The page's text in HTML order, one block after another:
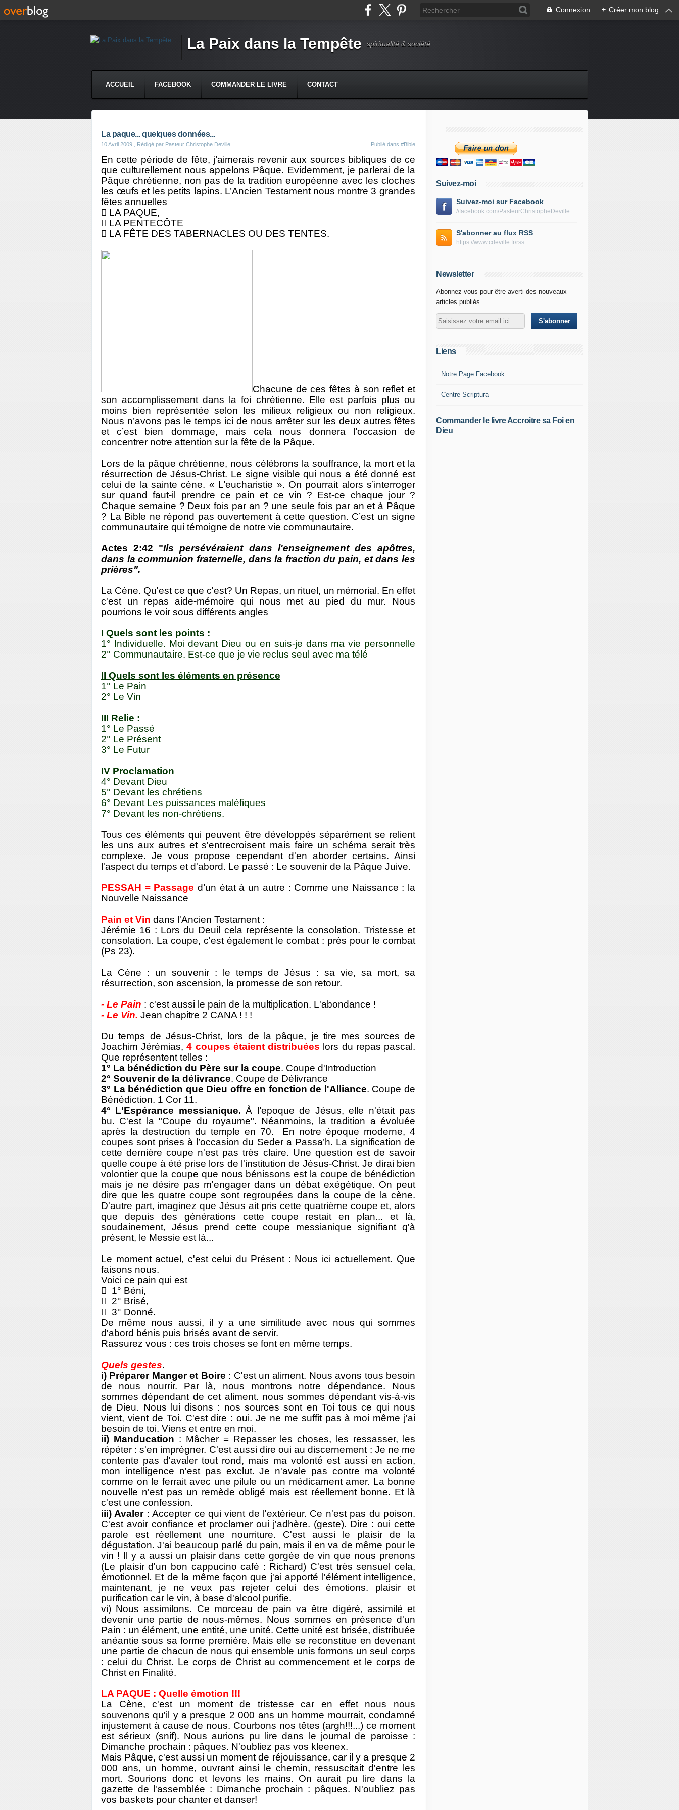
Connexion + Créer mon blog
La Paix dans la Tempête spiritualité & société
ACCUEIL FACEBOOK COMMANDER LE LIVRE CONTACT
La paque... quelques données...
10 Avril 2009 , Rédigé par Pasteur Christophe Deville Publié dans #Bible
En cette période de fête, j’aimerais revenir aux sources bibliques de ce
que culturellement nous appelons Pâque. Evidemment, je parlerai de la
Pâque chrétienne, non pas de la tradition européenne avec les cloches
les œufs et les petits lapins. L’Ancien Testament nous montre 3 grandes
fêtes annuelles
 LA PAQUE,
 LA PENTECÔTE
 LA FÊTE DES TABERNACLES OU DES TENTES.
Chacune de ces fêtes à son reflet et
son accomplissement dans la foi chrétienne. Elle est parfois plus ou
moins bien représentée selon les milieux religieux ou non religieux.
Nous n’avons pas le temps ici de nous arrêter sur les deux autres fêtes
et c’est bien dommage, mais cela nous donnera l’occasion de
concentrer notre attention sur la fête de la Pâque.
Lors de la pâque chrétienne, nous célébrons la souffrance, la mort et la
résurrection de Jésus-Christ. Le signe visible qui nous a été donné est
celui de la sainte cène. « L’eucharistie ». On pourrait alors s’interroger
sur quand faut-il prendre ce pain et ce vin ? Est-ce chaque jour ?
Chaque semaine ? Deux fois par an ? une seule fois par an et à Pâque
? La Bible ne répond pas ouvertement à cette question. C’est un signe
communautaire qui témoigne de notre vie communautaire.
Actes 2:42 "Ils persévéraient dans l'enseignement des apôtres,
dans la communion fraternelle, dans la fraction du pain, et dans les
prières".
La Cène. Qu'est ce que c'est? Un Repas, un rituel, un mémorial. En effet
c'est un repas aide-mémoire qui nous met au pied du mur. Nous
pourrions le voir sous différents angles
I Quels sont les points :
1° Individuelle. Moi devant Dieu ou en suis-je dans ma vie personnelle
2° Communautaire. Est-ce que je vie reclus seul avec ma télé
II Quels sont les éléments en présence
1° Le Pain
2° Le Vin
III Relie :
1° Le Passé
2° Le Présent
3° Le Futur
IV Proclamation
4° Devant Dieu
5° Devant les chrétiens
6° Devant Les puissances maléfiques
7° Devant les non-chrétiens.
Tous ces éléments qui peuvent être développés séparément se relient
les uns aux autres et s'entrecroisent mais faire un schéma serait très
complexe. Je vous propose cependant d'en aborder certains. Ainsi
l'aspect du temps et d'abord. Le passé : Le souvenir de la Pâque Juive.
PESSAH = Passage d’un état à un autre : Comme une Naissance : la
Nouvelle Naissance
Pain et Vin dans l'Ancien Testament :
Jérémie 16 : Lors du Deuil cela représente la consolation. Tristesse et
consolation. La coupe, c'est également le combat : près pour le combat
(Ps 23).
La Cène : un souvenir : le temps de Jésus : sa vie, sa mort, sa
résurrection, son ascension, la promesse de son retour.
- Le Pain : c'est aussi le pain de la multiplication. L'abondance !
- Le Vin. Jean chapitre 2 CANA ! ! !
Du temps de Jésus-Christ, lors de la pâque, je tire mes sources de
Joachim Jérémias,4 coupes étaient distribuées lors du repas pascal.
Que représentent telles :
1° La bénédiction du Père sur la coupe. Coupe d'Introduction
2° Souvenir de la délivrance. Coupe de Délivrance
3° La bénédiction que Dieu offre en fonction de l'Alliance. Coupe de
Bénédiction. 1 Cor 11.
4° L'Espérance messianique. À l’epoque de Jésus, elle n'était pas
bu. C'est la "Coupe du royaume". Néanmoins, la tradition a évoluée
après la destruction du temple en 70. En notre époque moderne, 4
coupes sont prises à l’occasion du Seder a Passa’h. La signification de
cette dernière coupe n'est pas très claire. Une question est de savoir
quelle coupe à été prise lors de l'institution de Jésus-Christ. Je dirai bien
volontier que la coupe que nous bénissons est la coupe de bénédiction
mais je ne désire pas m'engager dans un débat exégétique. On peut
dire que les quatre coupe sont regroupées dans la coupe de la cène.
D'autre part, imaginez que Jésus ait pris cette quatrième coupe et, alors
que depuis des générations cette coupe restait en plan... et là,
soudainement, Jésus prend cette coupe messianique signifiant q'à
présent, le Messie est là...
Le moment actuel, c'est celui du Présent : Nous ici actuellement. Que
faisons nous.
Voici ce pain qui est
 1° Béni,
 2° Brisé,
 3° Donné.
De même nous aussi, il y a une similitude avec nous qui sommes
d'abord bénis puis brisés avant de servir.
Rassurez vous : ces trois choses se font en même temps.
Quels gestes.
i) Préparer Manger et Boire : C'est un aliment. Nous avons tous besoin
de nous nourrir. Par là, nous montrons notre dépendance. Nous
sommes dépendant de cet aliment. nous sommes dépendant vis-à-vis
de Dieu. Nous lui disons : nos sources sont en Toi tous ce qui nous
vient, vient de Toi. C'est dire : oui. Je ne me suffit pas à moi même j'ai
besoin de toi. Viens et entre en moi.
ii) Manducation : Mâcher = Repasser les choses, les ressasser, les
répéter : s'en imprégner. C'est aussi dire oui au discernement : Je ne me
contente pas d'avaler tout rond, mais ma volonté est aussi en action,
mon intelligence n'est pas exclut. Je n'avale pas contre ma volonté
comme on le ferrait avec une pilule ou un médicament amer. La bonne
nouvelle n'est pas un remède obligé mais est réellement bonne. Et là
c'est une confession.
iii) Avaler: Accepter ce qui vient de l'extérieur. Ce n'est pas du poison.
C'est avoir confiance et proclamer oui j'adhère. (geste). Dire : oui cette
parole est réellement une nourriture. C'est aussi le plaisir de la
dégustation. J'ai beaucoup parlé du pain, mais il en va de même pour le
vin ! Il y a aussi un plaisir dans cette gorgée de vin que nous prenons
(Le plaisir d'un bon cappucino café : Richard) C'est très sensuel cela,
émotionnel. Et de la même façon que j'ai apporté l'élément intelligence,
maintenant, je ne veux pas rejeter celui des émotions. plaisir et
purification car le vin, à base d'alcool purifie.
vi) Nous assimilons. Ce morceau de pain va être digéré, assimilé et
devenir une partie de nous-mêmes. Nous sommes en présence d'un
Pain : un élément, une entité, une unité. Cette unité est brisée, distribuée
anéantie sous sa forme première. Mais elle se reconstitue en devenant
une partie de chacun de nous qui ensemble unis formons un seul corps
: celui du Christ. Le corps de Christ au commencement et le corps de
Christ en Finalité.
LA PAQUE : Quelle émotion !!!
La Cène, c'est un moment de tristesse car en effet nous nous
souvenons qu'il y a presque 2 000 ans un homme mourrait, condamné
injustement à cause de nous. Courbons nos têtes (argh!!!...) ce moment
est sérieux (snif). Nous aurions pu lire dans le journal de paroisse :
Dimanche prochain : pâques. N'oubliez pas vos kleenex.
Mais Pâque, c'est aussi un moment de réjouissance, car il y a presque 2
000 ans, un homme, ouvrant ainsi le chemin, ressuscitait d'entre les
mort. Sourions donc et levons les mains. On aurait pu lire dans la
gazette de l'assemblée : Dimanche prochain : pâques. N'oubliez pas
vos baskets pour chanter et danser!
Suivez-moi
Suivez-moi sur Facebook
//facebook.com/PasteurChristopheDeville
S'abonner au flux RSS
https://www.cdeville.fr/rss
Newsletter
Abonnez-vous pour être averti des nouveaux
articles publiés.
Liens
Notre Page Facebook
Centre Scriptura
Commander le livre Accroitre sa Foi en
Dieu